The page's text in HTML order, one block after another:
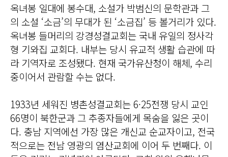
옥녀봉 일대에 봉수대, 소설가 박범신의 문학관과 그
의 소설 ‘소금’의 무대가 된 ‘소금집’ 등 볼거리가 있다.
옥녀봉 들머리의 강경성결교회는 국내 유일의 정사각
형 기와집 교회다. 내부는 당시 유교적 생활 습관에 따
라 기역자로 조성됐다. 현재 국가유산청이 해체, 수리
중이어서 관람할 수는 없다.
1933년 세워진 병촌성결교회는 6·25전쟁 당시 교인
66명이 북한군과 그 추종자들에게 목숨을 잃은 곳이
다. 충남 지역에선 가장 많은 개신교 순교자이고, 전국
적으로는 전남 영광의 염산교회에 이어 두 번째다. 이